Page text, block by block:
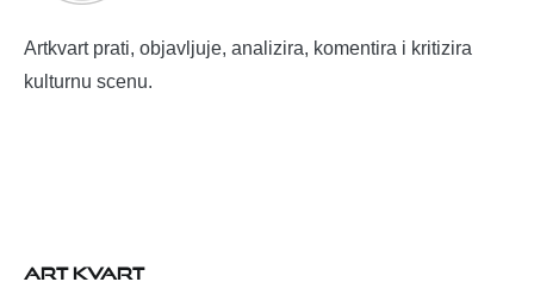
Artkvart prati, objavljuje, analizira, komentira i kritizira
kulturnu scenu.
ART KVART